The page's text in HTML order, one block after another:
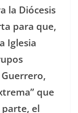
la Diócesis
para que,
Iglesia
que
el